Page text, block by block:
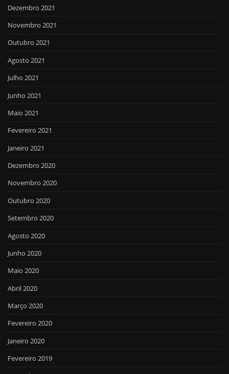
Dezembro 2021
Novembro 2021
Outubro 2021
Agosto 2021
Julho 2021
Junho 2021
Maio 2021
Fevereiro 2021
Janeiro 2021
Dezembro 2020
Novembro 2020
Outubro 2020
Setembro 2020
Agosto 2020
Junho 2020
Maio 2020
Abril 2020
Março 2020
Fevereiro 2020
Janeiro 2020
Fevereiro 2019